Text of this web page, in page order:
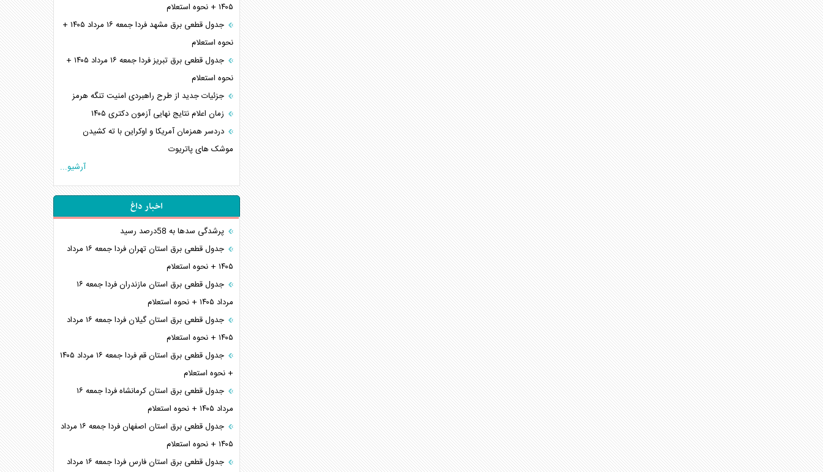
۱۴۰۵ + نحوه استعلام
جدول قطعی برق مشهد فردا جمعه ۱۶ مرداد ۱۴۰۵ +
نحوه استعلام
جدول قطعی برق تبریز فردا جمعه ۱۶ مرداد ۱۴۰۵ +
نحوه استعلام
جزئیات جدید از طرح راهبردی امنیت تنگه هرمز
زمان اعلام نتایج نهایی آزمون دکتری ۱۴۰۵
دردسر همزمان آمریکا و اوکراین با ته کشیدن
موشک های پاتریوت
آرشیو...
اخبار داغ
پرشدگی سدها به 58درصد رسید
جدول قطعی برق استان تهران فردا جمعه ۱۶ مرداد
۱۴۰۵ + نحوه استعلام
جدول قطعی برق استان مازندران فردا جمعه ۱۶
مرداد ۱۴۰۵ + نحوه استعلام
جدول قطعی برق استان گیلان فردا جمعه ۱۶ مرداد
۱۴۰۵ + نحوه استعلام
جدول قطعی برق استان قم فردا جمعه ۱۶ مرداد ۱۴۰۵
+ نحوه استعلام
جدول قطعی برق استان کرمانشاه فردا جمعه ۱۶
مرداد ۱۴۰۵ + نحوه استعلام
جدول قطعی برق استان اصفهان فردا جمعه ۱۶ مرداد
۱۴۰۵ + نحوه استعلام
جدول قطعی برق استان فارس فردا جمعه ۱۶ مرداد